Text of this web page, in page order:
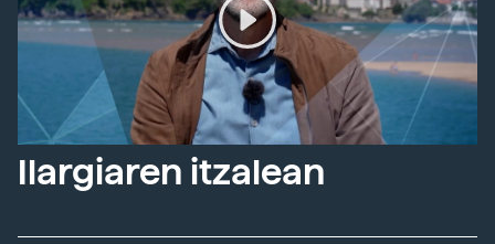
Ilargiaren itzalean